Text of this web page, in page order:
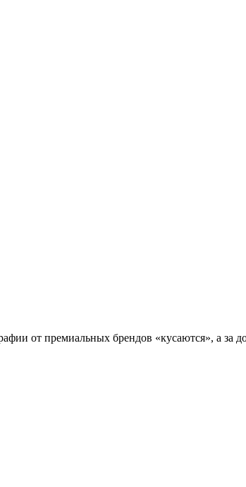
от премиальных брендов «кусаются», а за